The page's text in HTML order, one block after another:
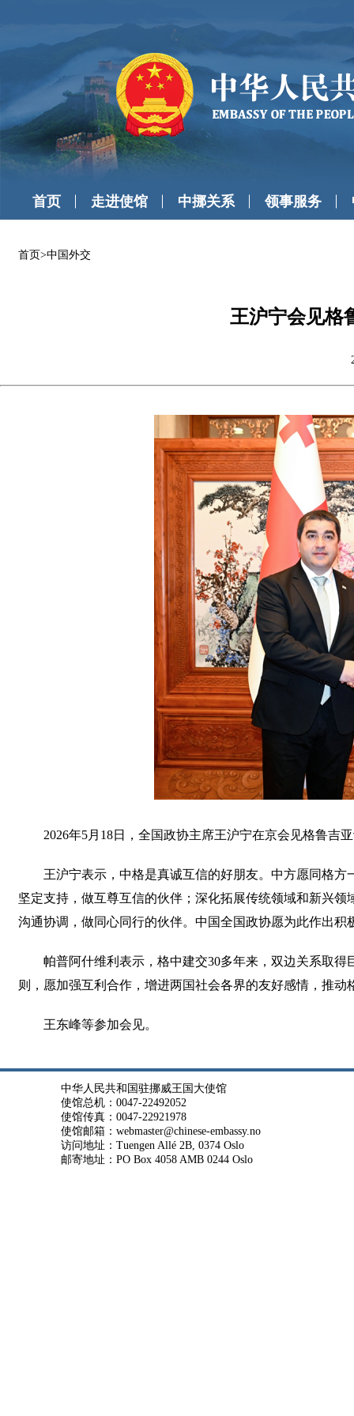
首页 走进使馆 中挪关系 领事服务
首页>中国外交
王沪宁会见格
2026年5月18日，全国政协主席王沪宁在京会见格鲁吉
王沪宁表示，中格是真诚互信的好朋友。中方愿同格
坚定支持，做互尊互信的伙伴；深化拓展传统领域和新兴
沟通协调，做同心同行的伙伴。中国全国政协愿为此作出积
帕普阿什维利表示，格中建交30多年来，双边关系取
则，愿加强互利合作，增进两国社会各界的友好感情，推
王东峰等参加会见。
中华人民共和国驻挪威王国大使馆
使馆总机：0047-22492052
使馆传真：0047-22921978
使馆邮箱：webmaster@chinese-embassy.no
访问地址：Tuengen Allé 2B, 0374 Oslo
邮寄地址：PO Box 4058 AMB 0244 Oslo